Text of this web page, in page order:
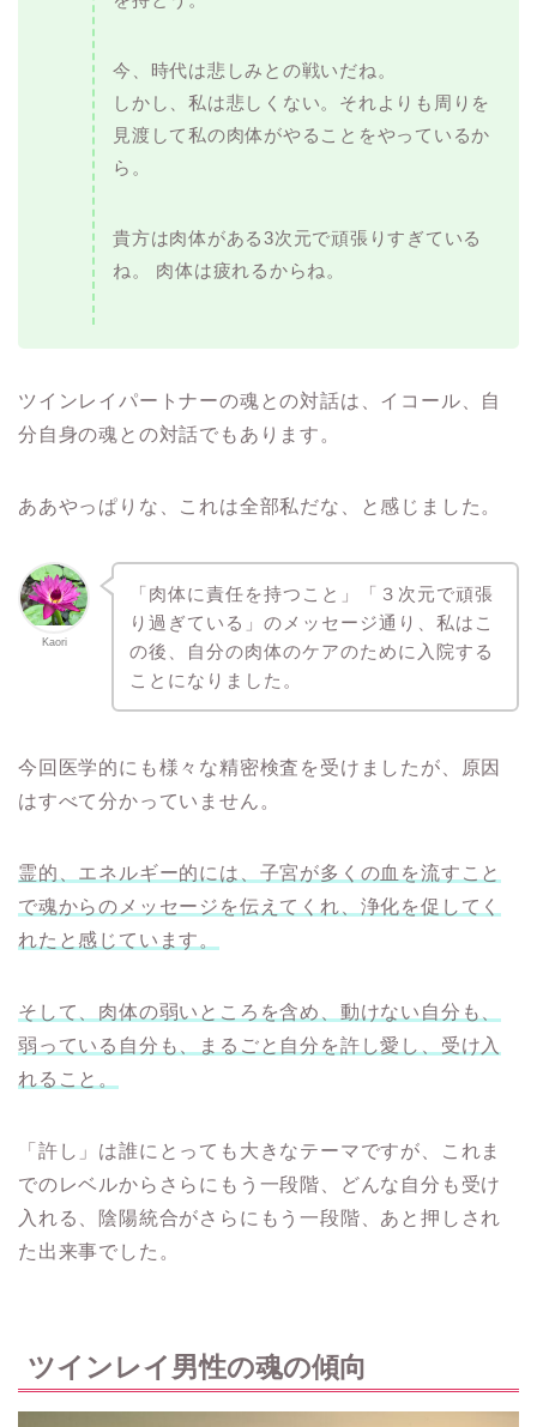
今、時代は悲しみとの戦いだね。
しかし、私は悲しくない。それよりも周りを
見渡して私の肉体がやることをやっているか
ら。
貴方は肉体がある3次元で頑張りすぎている
ね。 肉体は疲れるからね。
ツインレイパートナーの魂との対話は、イコール、自
分自身の魂との対話でもあります。
ああやっぱりな、これは全部私だな、と感じました。
Kaori
「肉体に責任を持つこと」「３次元で頑張
り過ぎている」のメッセージ通り、私はこ
の後、自分の肉体のケアのために入院する
ことになりました。
今回医学的にも様々な精密検査を受けましたが、原因
はすべて分かっていません。
霊的、エネルギー的には、子宮が多くの血を流すこと
で魂からのメッセージを伝えてくれ、浄化を促してく
れたと感じています。
そして、肉体の弱いところを含め、動けない自分も、
弱っている自分も、まるごと自分を許し愛し、受け入
れること。
「許し」は誰にとっても大きなテーマですが、これま
でのレベルからさらにもう一段階、どんな自分も受け
入れる、陰陽統合がさらにもう一段階、あと押しされ
た出来事でした。
ツインレイ男性の魂の傾向